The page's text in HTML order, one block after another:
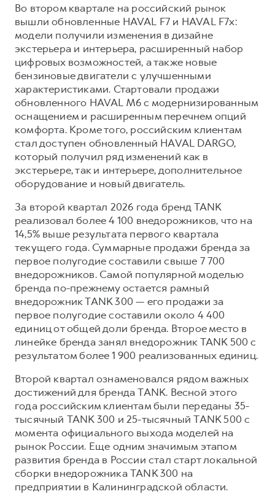
Во втором квартале на российский рынок
вышли обновленные HAVAL F7 и HAVAL F7x:
модели получили изменения в дизайне
экстерьера и интерьера, расширенный набор
цифровых возможностей, а также новые
бензиновые двигатели с улучшенными
характеристиками. Стартовали продажи
обновленного HAVAL M6 с модернизированным
оснащением и расширенным перечнем опций
комфорта. Кроме того, российским клиентам
стал доступен обновленный HAVAL DARGO,
который получил ряд изменений как в
экстерьере, так и интерьере, дополнительное
оборудование и новый двигатель.
За второй квартал 2026 года бренд TANK
реализовал более 4 100 внедорожников, что на
14,5% выше результата первого квартала
текущего года. Суммарные продажи бренда за
первое полугодие составили свыше 7 700
внедорожников. Самой популярной моделью
бренда по-прежнему остается рамный
внедорожник TANK 300 — его продажи за
первое полугодие составили около 4 400
единиц от общей доли бренда. Второе место в
линейке бренда занял внедорожник TANK 500 с
результатом более 1 900 реализованных единиц.
Второй квартал ознаменовался рядом важных
достижений для бренда TANK. Весной этого
года российским клиентам были переданы 35-
тысячный TANK 300 и 25-тысячный TANK 500 с
момента официального выхода моделей на
рынок России. Еще одним значимым этапом
развития бренда в России стал старт локальной
сборки внедорожника TANK 300 на
предприятии в Калининградской области.